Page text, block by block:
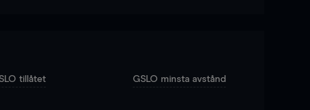
tillåtet GSLO minsta avstånd